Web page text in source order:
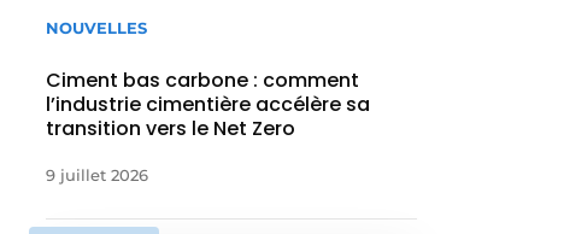
NOUVELLES
Ciment bas carbone : comment
l’industrie cimentière accélère sa
transition vers le Net Zero
9 juillet 2026